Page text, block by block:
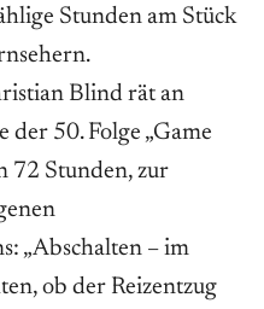
Stunden am Stück
Blind rät an
der 50. Folge „Game
72 Stunden, zur
„Abschalten – im
ob der Reizentzug